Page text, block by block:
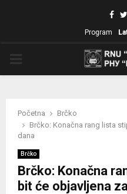
Program
Početna
Brčko
Brčko: Konačna rang lista
dana
Brčko
Brčko: Konačna
bit će objavljena